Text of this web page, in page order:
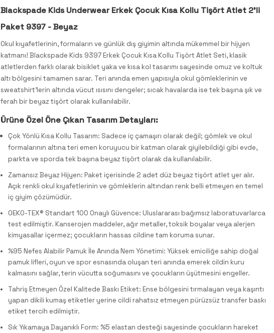
Blackspade Kids Underwear Erkek Çocuk Kısa Kollu Tişört Atlet 2'li
Paket 9397 - Beyaz
Okul kıyafetlerinin, formaların ve günlük dış giyimin altında mükemmel bir hijyen
katmanı! Blackspade Kids 9397 Erkek Çocuk Kısa Kollu Tişört Atlet Seti, klasik
atletlerden farklı olarak bisiklet yaka ve kısa kol tasarımı sayesinde omuz ve koltuk
altı bölgesini tamamen sarar. Teri anında emen yapısıyla okul gömleklerinin ve
sweatshirt'lerin altında vücut ısısını dengeler; sıcak havalarda ise tek başına şık ve
ferah bir beyaz tişört olarak kullanılabilir.
Ürüne Özel Öne Çıkan Tasarım Detayları:
Çok Yönlü Kısa Kollu Tasarım: Sadece iç çamaşırı olarak değil; gömlek ve okul
formalarının altına teri emen koruyucu bir katman olarak giyilebildiği gibi evde,
parkta ve sporda tek başına beyaz tişört olarak da kullanılabilir.
Zamansız Beyaz Hijyen: Paket içerisinde 2 adet düz beyaz tişört atlet yer alır.
Açık renkli okul kıyafetlerinin ve gömleklerin altından renk belli etmeyen en temel
iç giyim çözümüdür.
OEKO-TEX® Standart 100 Onaylı Güvence: Uluslararası bağımsız laboratuvarlarca
test edilmiştir. Kanserojen maddeler, ağır metaller, toksik boyalar veya alerjen
kimyasallar içermez; çocukların hassas cildine tam koruma sunar.
%95 Nefes Alabilir Pamuk İle Anında Nem Yönetimi: Yüksek emiciliğe sahip doğal
pamuk lifleri, oyun ve spor esnasında oluşan teri anında emerek cildin kuru
kalmasını sağlar, terin vücutta soğumasını ve çocukların üşütmesini engeller.
Tahriş Etmeyen Özel Kalitede Baskı Etiket: Ense bölgesini tırmalayan veya kaşıntı
yapan dikili kumaş etiketler yerine cildi rahatsız etmeyen pürüzsüz transfer baskı
etiket tercih edilmiştir.
Sık Yıkamaya Dayanıklı Form: %5 elastan desteği sayesinde çocukların hareket